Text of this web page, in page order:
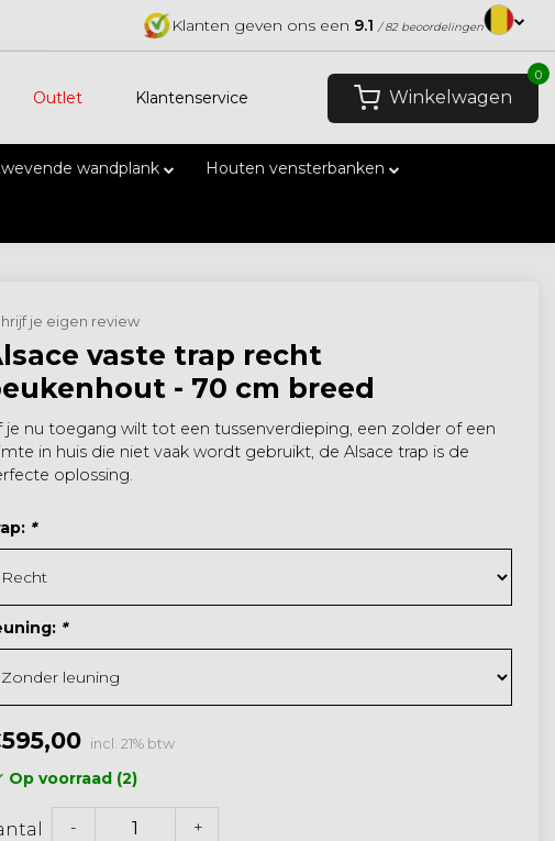
Klanten geven ons een 9.1 / 82 beoordelingen
Outlet Klantenservice Winkelwagen
0
wandplank Houten vensterbanken
je eigen review
vaste trap recht
- 70 cm breed
je nu toegang wilt tot een tussenverdieping, een zolder of een
in huis die niet vaak wordt gebruikt, de Alsace trap is de
oplossing.
*
*
incl. 21% btw
Op voorraad (2)
- +